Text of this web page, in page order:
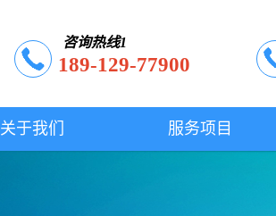
咨询热线1
189-129-77900
关于我们 服务项目